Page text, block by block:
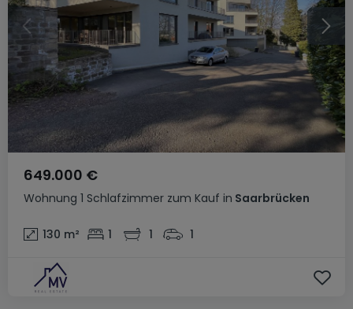
Wohnung 1 Schlafzimmer zum Kauf in Saarbrücken
649.000 €
130 m² 1 1 1